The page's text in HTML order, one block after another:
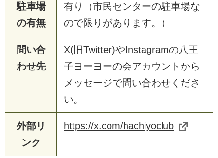
駐車場
の有無
有り（市民センターの駐車場な
ので限りがあります。）
問い合
わせ先
X(旧Twitter)やInstagramの八王
子ヨーヨーの会アカウントから
メッセージで問い合わせくださ
い。
外部リ
ンク
https://x.com/hachiyoclub